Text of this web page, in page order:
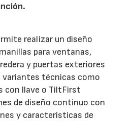
realizar un diseño
para ventanas,
y puertas exteriores
variantes técnicas como
con llave o TiltFirst
de diseño continuo con
y características de